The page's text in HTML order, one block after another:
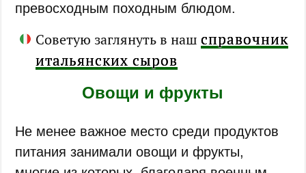
превосходным походным блюдом.
Советую заглянуть в нашсправочник
итальянских сыров
Овощи и фрукты
Не менее важное место среди продуктов
питания занимали овощи и фрукты,